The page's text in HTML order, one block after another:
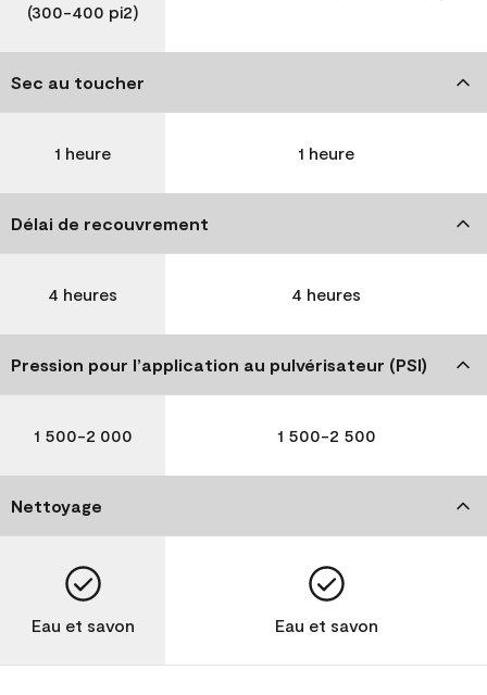
(300-400 pi2)
Sec au toucher
1 heure 1 heure
Délai de recouvrement
4 heures 4 heures
Pression pour l’application au pulvérisateur (PSI)
1 500-2 000 1 500-2 500
Nettoyage
Eau et savon Eau et savon